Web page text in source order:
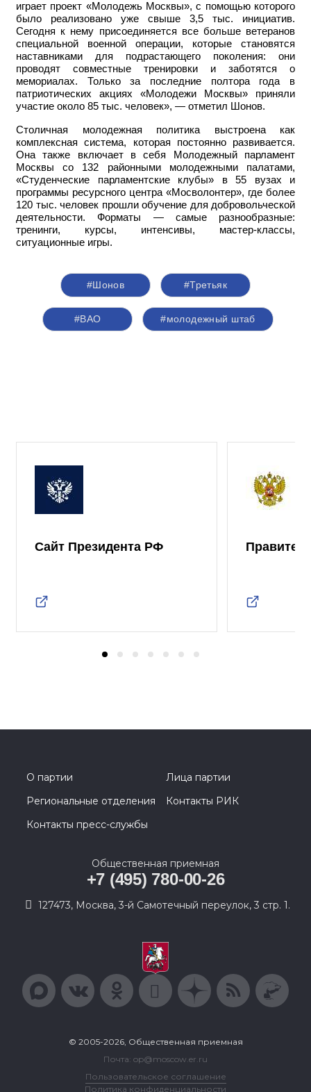
играет проект «Молодежь Москвы», с помощью которого
было реализовано уже свыше 3,5 тыс. инициатив.
Сегодня к нему присоединяется все больше ветеранов
специальной военной операции, которые становятся
наставниками для подрастающего поколения: они
проводят совместные тренировки и заботятся о
мемориалах. Только за последние полтора года в
патриотических акциях «Молодежи Москвы» приняли
участие около 85 тыс. человек», — отметил Шонов.
Столичная молодежная политика выстроена как
комплексная система, которая постоянно развивается.
Она также включает в себя Молодежный парламент
Москвы со 132 районными молодежными палатами,
«Студенческие парламентские клубы» в 55 вузах и
программы ресурсного центра «Мосволонтер», где более
120 тыс. человек прошли обучение для добровольческой
деятельности. Форматы — самые разнообразные:
тренинги, курсы, интенсивы, мастер-классы,
ситуационные игры.
#Шонов #Третьяк
#ВАО #молодежный штаб
Сайт Президента РФ
О партии
Лица партии
Региональные отделения
Контакты РИК
Контакты пресс-службы
Общественная приемная
+7 (495) 780-00-26
127473, Москва, 3-й Самотечный переулок, 3 стр. 1.
© 2005-2026, Общественная приемная
Почта: op@moscow.er.ru
Пользовательское соглашение
Политика конфиденциальности